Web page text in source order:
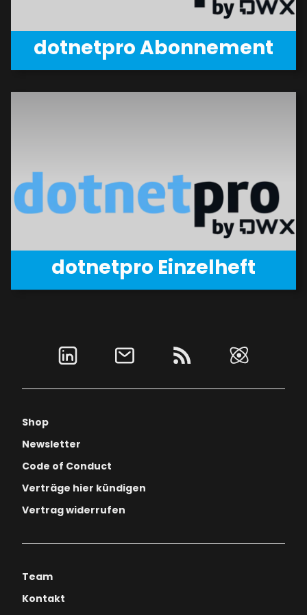
dotnetpro Abonnement
dotnetpro Einzelheft
Shop
Newsletter
Code of Conduct
Verträge hier kündigen
Vertrag widerrufen
Team
Kontakt